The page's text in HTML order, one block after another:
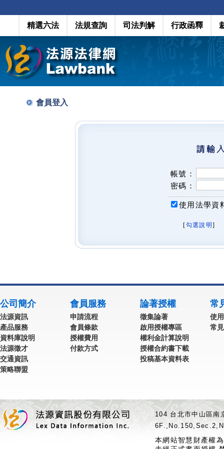
精選六法 法規查詢 司法判解 行政函釋
會員登入
帳號：
密碼：
使用法學資
[勾選說明 ]
公司簡介
法源資訊
產品服務
資料庫說明
法源徵才
交通資訊
策略聯盟
會員服務
申請流程
會員條款
授權費用
付款方式
論著授權
徵集論著
啟用授權專區
權利金計算說明
授權合約書下載
投稿基本資料表
常
使
常
104 台北市中山區
本網站智慧財產權